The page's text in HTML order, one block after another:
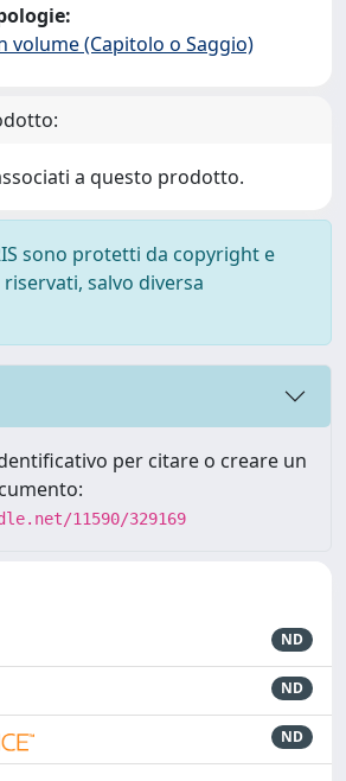
volume (Capitolo o Saggio)
a questo prodotto.
sono protetti da copyright e
salvo diversa
per citare o creare un
11590/329169
ND
ND
ND